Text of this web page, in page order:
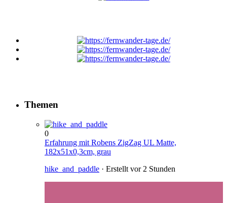
Themen
0
Erfahrung mit Robens ZigZag UL Matte,
182x51x0,3cm, grau
hike_and_paddle · Erstellt vor 2 Stunden